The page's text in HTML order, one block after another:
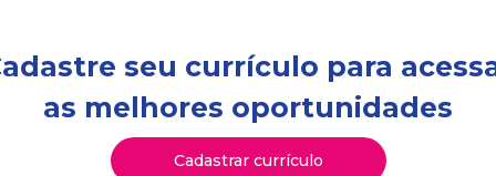
seu currículo para
as melhores oportunidades
Cadastrar currículo